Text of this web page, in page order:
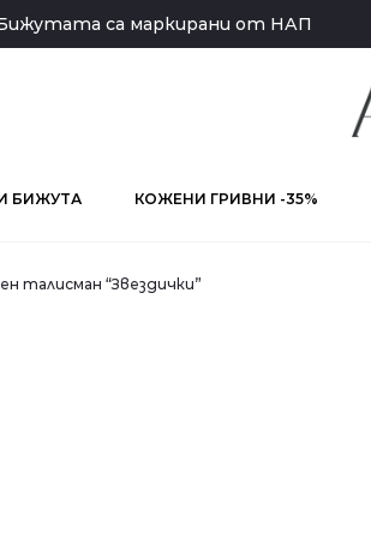
са маркирани от НАП
БИЖУТА КОЖЕНИ ГРИВНИ -35%
талисман “Звездички”